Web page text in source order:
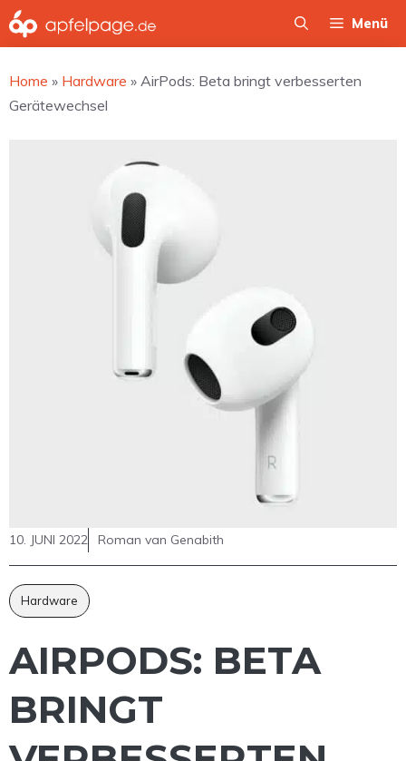
Zum
Inhalt
Menü
Home » Hardware » AirPods: Beta bringt verbesserten
Gerätewechsel
10. JUNI 2022 Roman van Genabith
Hardware
AIRPODS: BETA
BRINGT